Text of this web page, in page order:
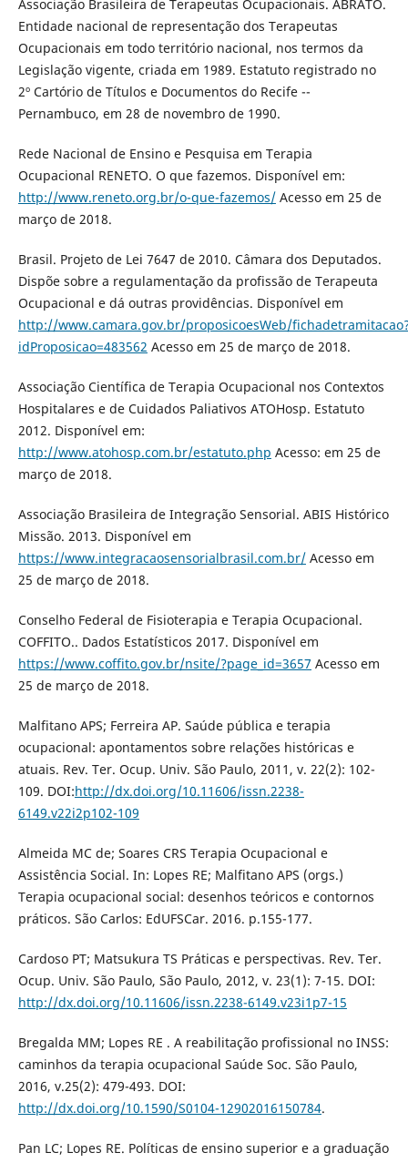
Associação Brasileira de Terapeutas Ocupacionais. ABRATO.
Entidade nacional de representação dos Terapeutas
Ocupacionais em todo território nacional, nos termos da
Legislação vigente, criada em 1989. Estatuto registrado no
2º Cartório de Títulos e Documentos do Recife --
Pernambuco, em 28 de novembro de 1990.
Rede Nacional de Ensino e Pesquisa em Terapia
Ocupacional RENETO. O que fazemos. Disponível em:
http://www.reneto.org.br/o-que-fazemos/Acesso em 25 de
março de 2018.
Brasil. Projeto de Lei 7647 de 2010. Câmara dos Deputados.
Dispõe sobre a regulamentação da profissão de Terapeuta
Ocupacional e dá outras providências. Disponível em
http://www.camara.gov.br/proposicoesWeb/
idProposicao=483562 Acesso em 25 de março de 2018.
Associação Científica de Terapia Ocupacional nos Contextos
Hospitalares e de Cuidados Paliativos ATOHosp. Estatuto
2012. Disponível em:
http://www.atohosp.com.br/estatuto.php Acesso: em 25 de
março de 2018.
Associação Brasileira de Integração Sensorial. ABIS Histórico
Missão. 2013. Disponível em
https://www.integracaosensorialbrasil.com.br/Acesso em
25 de março de 2018.
Conselho Federal de Fisioterapia e Terapia Ocupacional.
COFFITO.. Dados Estatísticos 2017. Disponível em
https://www.coffito.gov.br/nsite/?page_id=3657 Acesso em
25 de março de 2018.
Malfitano APS; Ferreira AP. Saúde pública e terapia
ocupacional: apontamentos sobre relações históricas e
atuais. Rev. Ter. Ocup. Univ. São Paulo, 2011, v. 22(2): 102-
109. DOI:http://dx.doi.org/10.11606/issn.2238-
6149.v22i2p102-109
Almeida MC de; Soares CRS Terapia Ocupacional e
Assistência Social. In: Lopes RE; Malfitano APS (orgs.)
Terapia ocupacional social: desenhos teóricos e contornos
práticos. São Carlos: EdUFSCar. 2016. p.155-177.
Cardoso PT; Matsukura TS Práticas e perspectivas. Rev. Ter.
Ocup. Univ. São Paulo, São Paulo, 2012, v. 23(1): 7-15. DOI:
http://dx.doi.org/10.11606/issn.2238-6149.v23i1p7-15
Bregalda MM; Lopes RE . A reabilitação profissional no INSS:
caminhos da terapia ocupacional Saúde Soc. São Paulo,
2016, v.25(2): 479-493. DOI:
http://dx.doi.org/10.1590/S0104-12902016150784.
Pan LC; Lopes RE. Políticas de ensino superior e a graduação